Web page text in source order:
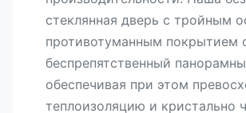
стеклянная дверь с тройным
противотуманным покрытием
беспрепятственный
обеспечивая при этом
теплоизоляцию и кристально